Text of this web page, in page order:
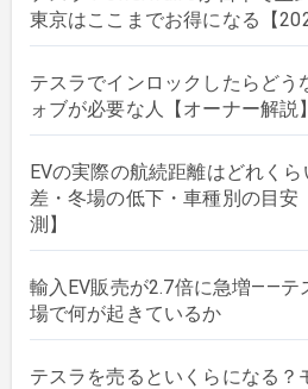
東京はここまでお得になる【
テスラでインロックしたらどう
ォブが必要な人【オーナー解説】
EVの実際の航続距離はどれく
差・冬場の低下・車種別の目安
測】
輸入EV販売が2.7倍に急増——テ
場で何が起きているか
テスラを売るといくらになる？